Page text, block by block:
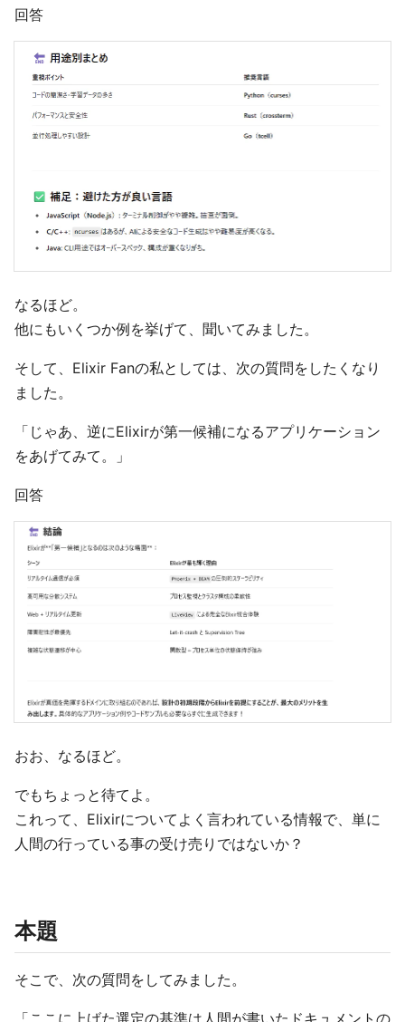
回答
なるほど。
他にもいくつか例を挙げて、聞いてみました。
そして、Elixir Fanの私としては、次の質問をしたくなり
ました。
「じゃあ、逆にElixirが第一候補になるアプリケーション
をあげてみて。」
回答
おお、なるほど。
でもちょっと待てよ。
これって、Elixirについてよく言われている情報で、単に
人間の行っている事の受け売りではないか？
本題
そこで、次の質問をしてみました。
「ここに上げた選定の基準は人間が書いたドキュメントの